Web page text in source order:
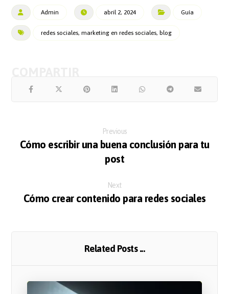
Admin abril 2, 2024 Guía
redes sociales, marketing en redes sociales, blog
Previous
Cómo escribir una buena conclusión para tu
post
Next
Cómo crear contenido para redes sociales
Related Posts ...